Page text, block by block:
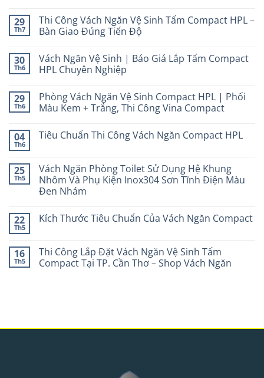
29
Th7
Thi Công Vách Ngăn Vệ Sinh Tấm Compact HPL –
Bàn Giao Đúng Tiến Độ
30
Th6
Vách Ngăn Vệ Sinh | Báo Giá Lắp Tấm Compact
HPL Chuyên Nghiệp
29
Th6
Phòng Vách Ngăn Vệ Sinh Compact HPL | Phối
Màu Kem + Trắng, Thi Công Vina Compact
04
Th6
Tiêu Chuẩn Thi Công Vách Ngăn Compact HPL
25
Th5
Vách Ngăn Phòng Toilet Sử Dụng Hệ Khung
Nhôm Và Phụ Kiện Inox304 Sơn Tĩnh Điện Màu
Đen Nhám
22
Th5
Kích Thước Tiêu Chuẩn Của Vách Ngăn Compact
16
Th5
Thi Công Lắp Đặt Vách Ngăn Vệ Sinh Tấm
Compact Tại TP. Cần Thơ – Shop Vách Ngăn